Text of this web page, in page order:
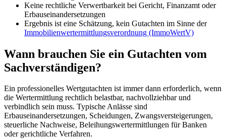
Keine rechtliche Verwertbarkeit bei Gericht, Finanzamt oder
Erbauseinandersetzungen
Ergebnis ist eine Schätzung, kein Gutachten im Sinne der
Immobilienwertermittlungsverordnung (ImmoWertV)
Wann brauchen Sie ein Gutachten vom
Sachverständigen?
Ein professionelles Wertgutachten ist immer dann erforderlich, wenn
die Wertermittlung rechtlich belastbar, nachvollziehbar und
verbindlich sein muss. Typische Anlässe sind
Erbauseinandersetzungen, Scheidungen, Zwangsversteigerungen,
steuerliche Nachweise, Beleihungswertermittlungen für Banken
oder gerichtliche Verfahren.